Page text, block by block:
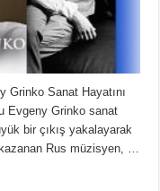
Sanat Hayatını
Evgeny Grinko sanat
bir çıkış yakalayarak
Rus müzisyen, …